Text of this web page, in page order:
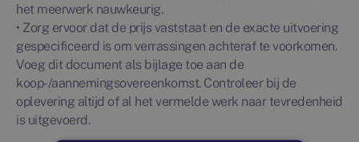
het meerwerk nauwkeurig.
• Zorg ervoor dat de prijs vaststaat en de exacte uitvoering
gespecificeerd is om verrassingen achteraf te voorkomen.
Voeg dit document als bijlage toe aan de
koop-/aannemingsovereenkomst. Controleer bij de
oplevering altijd of al het vermelde werk naar tevredenheid
is uitgevoerd.